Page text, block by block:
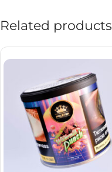
Related products